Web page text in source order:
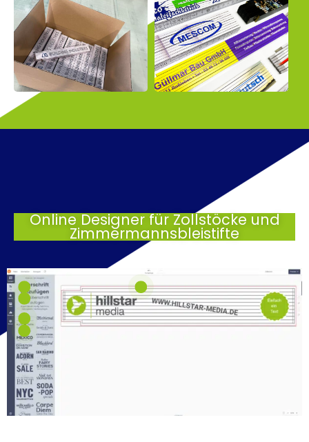
Online Designer für Zollstöcke und
Zimmermannsbleistifte